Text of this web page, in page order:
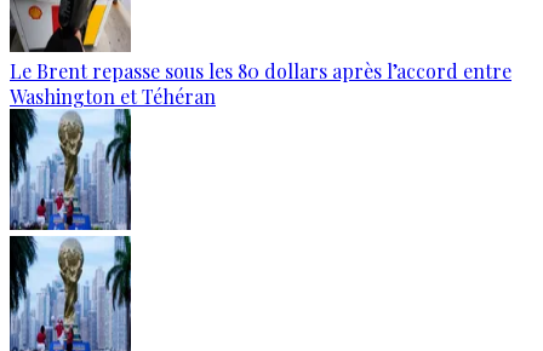
Le Brent repasse sous les 80 dollars après l’accord entre
Washington et Téhéran